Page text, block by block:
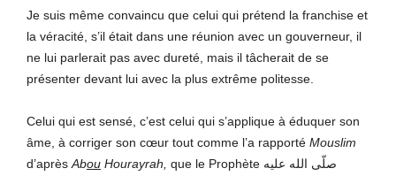
Je suis même convaincu que celui qui prétend la franchise et
la véracité, s’il était dans une réunion avec un gouverneur, il
ne lui parlerait pas avec dureté, mais il tâcherait de se
présenter devant lui avec la plus extrême politesse.
Celui qui est sensé, c’est celui qui s’applique à éduquer son
âme, à corriger son cœur tout comme l’a rapporté Mouslim
d’après Abou Hourayrah, que le Prophète صلّى الله عليه